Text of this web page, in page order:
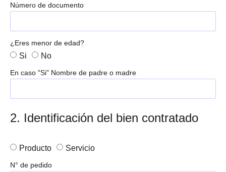
Número de documento
¿Eres menor de edad?
Si No
En caso "Si" Nombre de padre o madre
2. Identificación del bien contratado
Producto Servicio
N° de pedido